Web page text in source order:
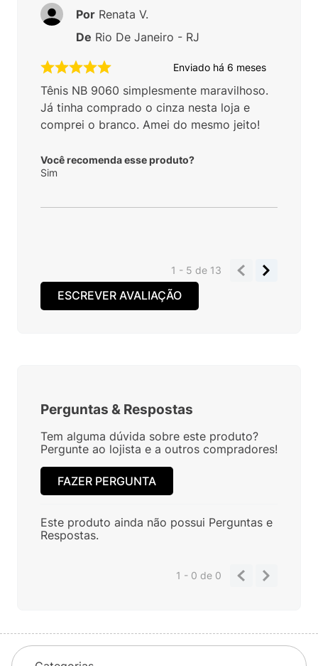
Enviado há 6 meses
Tênis NB 9060 simplesmente maravilhoso.
Já tinha comprado o cinza nesta loja e
comprei o branco. Amei do mesmo jeito!
Você recomenda esse produto?
Sim
Por Renata V.
De Rio De Janeiro - RJ
1 - 5de 13
ESCREVER AVALIAÇÃO
Perguntas & Respostas
Tem alguma dúvida sobre este produto?
Pergunte ao lojista e a outros compradores!
FAZER PERGUNTA
Este produto ainda não possui Perguntas e
Respostas.
1 - 0de 0